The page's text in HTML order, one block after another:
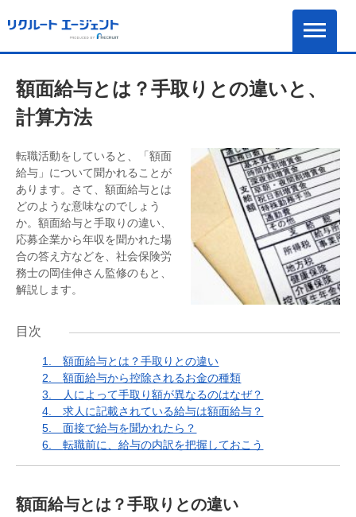
額面給与とは？手取りとの違いと、
計算方法
転職活動をしていると、「額面
給与」について聞かれることが
あります。さて、額面給与とは
どのような意味なのでしょう
か。額面給与と手取りの違い、
応募企業から年収を聞かれた場
合の答え方などを、社会保険労
務士の岡佳伸さん監修のもと、
解説します。
目次
1.額面給与とは？手取りとの違い
2.額面給与から控除されるお金の種類
3.
人によって手取り額が異なるのはなぜ？
4.求人に記載されている給与は額面給与？
5.面接で給与を聞かれたら？
6.転職前に、給与の内訳を把握しておこう
額面給与とは？手取りとの違い